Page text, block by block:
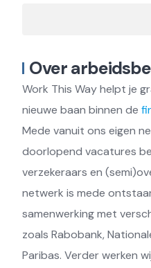
Over
Work This Way helpt je
nieuwe baan binnen de
Mede vanuit ons eigen
doorlopend vacatures
verzekeraars en
netwerk is mede
samenwerking met
zoals Rabobank,
Paribas. Verder werken